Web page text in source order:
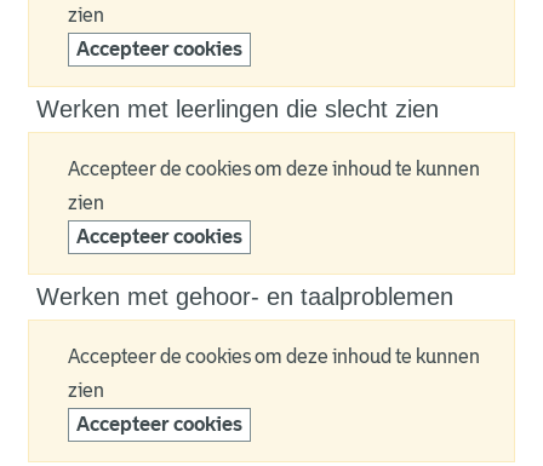
zien
Accepteer cookies
Werken met leerlingen die slecht zien
Accepteer de cookies om deze inhoud te kunnen
zien
Accepteer cookies
Werken met gehoor- en taalproblemen
Accepteer de cookies om deze inhoud te kunnen
zien
Accepteer cookies